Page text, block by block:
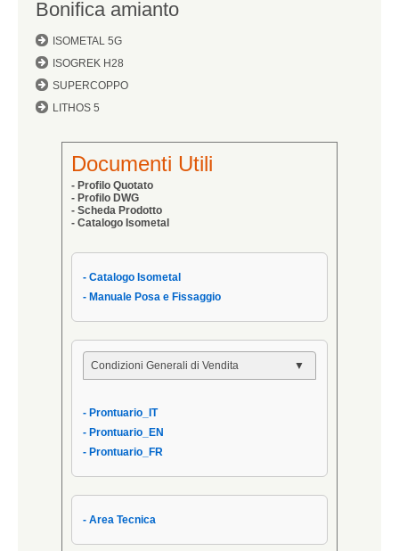
Bonifica amianto
ISOMETAL 5G
ISOGREK H28
SUPERCOPPO
LITHOS 5
Documenti Utili
- Profilo Quotato
- Profilo DWG
- Scheda Prodotto
- Catalogo Isometal
- Catalogo Isometal
- Manuale Posa e Fissaggio
Condizioni Generali di Vendita
- Condizioni di Vendita AIPPEG
- Prontuario_IT
- Prontuario_IT
- Prontuario_EN
- Prontuario_FR
- Area Tecnica